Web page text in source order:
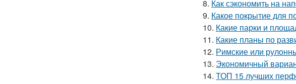
8. Как сэкономить на
9. Какое покрытие для
10. Какие парки и
11. Какие планы по
12. Римские или
13. Экономичный
14. ТОП 15 лучших